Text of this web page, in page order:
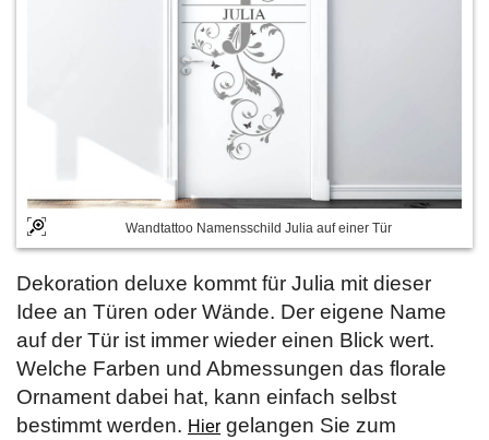
Wandtattoo Namensschild Julia auf einer Tür
Dekoration deluxe kommt für Julia mit dieser
Idee an Türen oder Wände. Der eigene Name
auf der Tür ist immer wieder einen Blick wert.
Welche Farben und Abmessungen das florale
Ornament dabei hat, kann einfach selbst
bestimmt werden. Hier gelangen Sie zum